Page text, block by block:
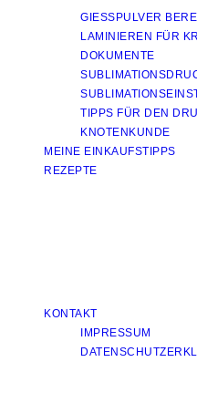
GIESSPULVER
LAMINIEREN FÜR
DOKUMENTE
TIPPS FÜR DEN
KNOTENKUNDE
MEINE EINKAUFSTIPPS
REZEPTE
KONTAKT
IMPRESSUM